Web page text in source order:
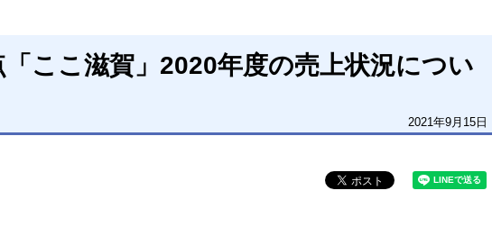
ここ滋賀」2020年度の売上状況につい
2021年9月15日